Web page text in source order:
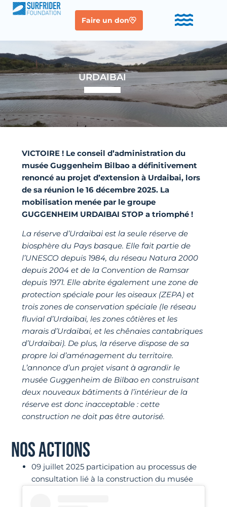
Faire un don
URDAIBAI
VICTOIRE ! Le conseil d’administration du
musée Guggenheim Bilbao a définitivement
renoncé au projet d’extension à Urdaibai, lors
de sa réunion le 16 décembre 2025. La
mobilisation menée par le groupe
GUGGENHEIM URDAIBAI STOP a triomphé !
La réserve d’Urdaibai est la seule réserve de
biosphère du Pays basque. Elle fait partie de
l’UNESCO depuis 1984, du réseau Natura 2000
depuis 2004 et de la Convention de Ramsar
depuis 1971. Elle abrite également une zone de
protection spéciale pour les oiseaux (ZEPA) et
trois zones de conservation spéciale (le réseau
fluvial d’Urdaibai, les zones côtières et les
marais d’Urdaibai, et les chênaies cantabriques
d’Urdaibai). De plus, la réserve dispose de sa
propre loi d’aménagement du territoire.
L’annonce d’un projet visant à agrandir le
musée Guggenheim de Bilbao en construisant
deux nouveaux bâtiments à l’intérieur de la
réserve est donc inacceptable : cette
construction ne doit pas être autorisé.
NOS ACTIONS
09 juillet 2025 participation au processus de
consultation lié à la construction du musée